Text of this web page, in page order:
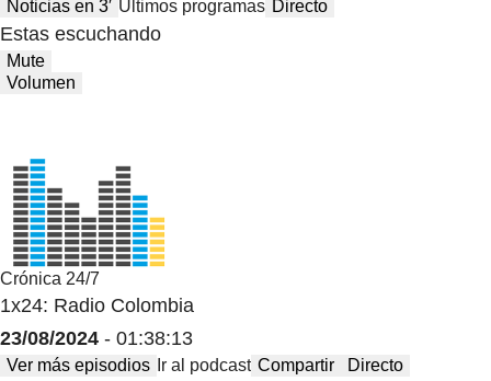
Noticias en 3′ Últimos programas Directo
Estas escuchando
Mute
Volumen
Crónica 24/7
1x24: Radio Colombia
23/08/2024 - 01:38:13
Ver más episodios Ir al podcast Compartir Directo